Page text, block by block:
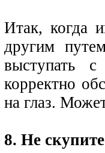
Итак, когда
другим
выступать
корректно
на глаз.
8. Не